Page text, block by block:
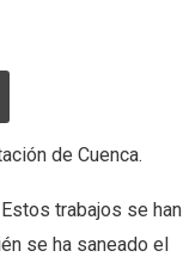
de Cuenca.
trabajos se han
se ha saneado el